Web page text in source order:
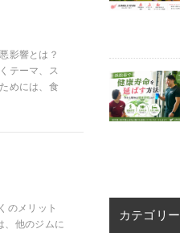
影響とは？
テーマ、ス
めには、食
のメリット
、他のジムに
カテゴリー